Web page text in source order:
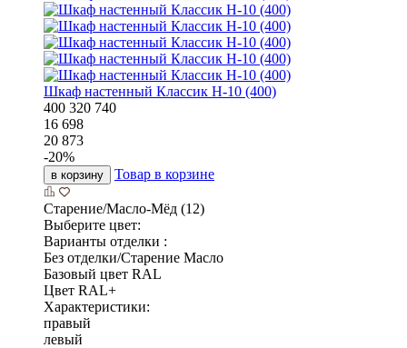
Шкаф настенный Классик Н-10 (400)
400 320 740
16 698
20 873
-20%
в корзину Товар в корзине
Старение/Масло-Мёд (12)
Выберите цвет:
Варианты отделки :
Без отделки/Старение Масло
Базовый цвет RAL
Цвет RAL+
Характеристики:
правый
левый